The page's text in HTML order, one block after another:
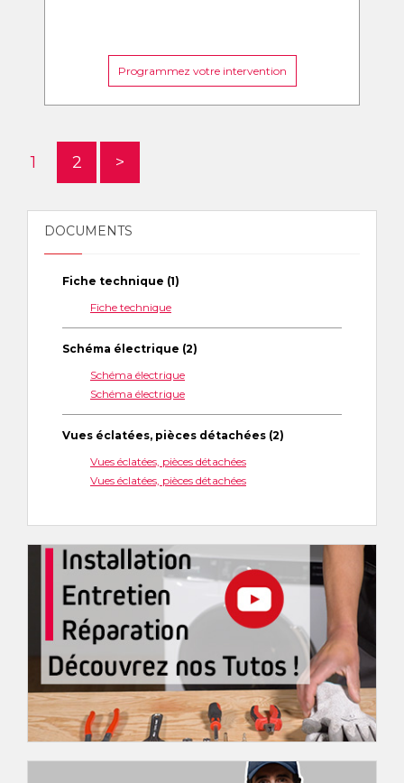
Programmez votre intervention
1 2 >
DOCUMENTS
Fiche technique (1)
Fiche technique
Schéma électrique (2)
Schéma électrique
Schéma électrique
Vues éclatées, pièces détachées (2)
Vues éclatées, pièces détachées
Vues éclatées, pièces détachées